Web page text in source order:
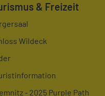
& Freizeit
Wildeck
- 2025 Purple Path